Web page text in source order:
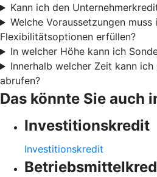
Kann ich den
Welche Voraussetzungen
Flexibilitätsoptionen erfüllen?
In welcher Höhe kann ich
Innerhalb welcher Zeit kann
abrufen?
Das könnte Sie auch
Investitionskredit
Investitionskredit